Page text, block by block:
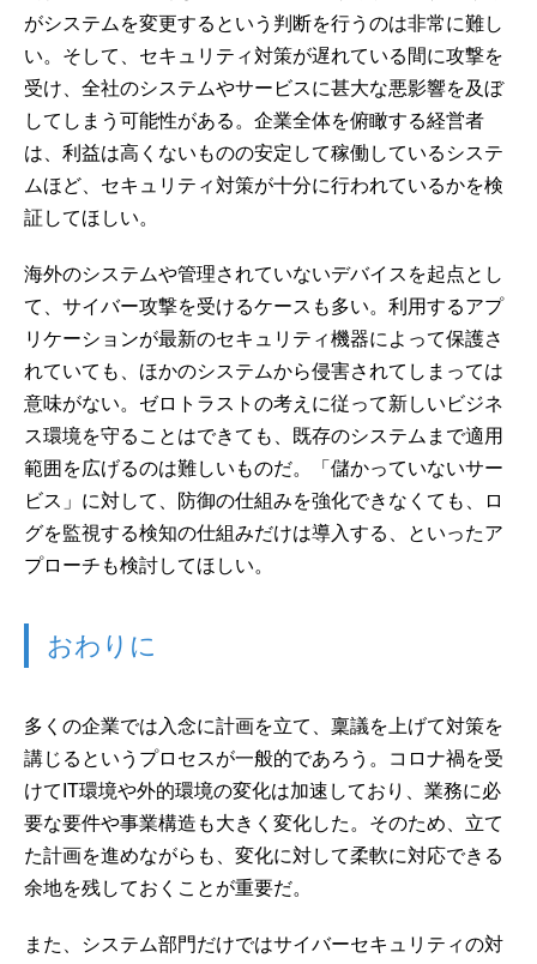
がシステムを変更するという判断を行うのは非常に難し
い。そして、セキュリティ対策が遅れている間に攻撃を
受け、全社のシステムやサービスに甚大な悪影響を及ぼ
してしまう可能性がある。企業全体を俯瞰する経営者
は、利益は高くないものの安定して稼働しているシステ
ムほど、セキュリティ対策が十分に行われているかを検
証してほしい。
海外のシステムや管理されていないデバイスを起点とし
て、サイバー攻撃を受けるケースも多い。利用するアプ
リケーションが最新のセキュリティ機器によって保護さ
れていても、ほかのシステムから侵害されてしまっては
意味がない。ゼロトラストの考えに従って新しいビジネ
ス環境を守ることはできても、既存のシステムまで適用
範囲を広げるのは難しいものだ。「儲かっていないサー
ビス」に対して、防御の仕組みを強化できなくても、ロ
グを監視する検知の仕組みだけは導入する、といったア
プローチも検討してほしい。
おわりに
多くの企業では入念に計画を立て、稟議を上げて対策を
講じるというプロセスが一般的であろう。コロナ禍を受
けてIT環境や外的環境の変化は加速しており、業務に必
要な要件や事業構造も大きく変化した。そのため、立て
た計画を進めながらも、変化に対して柔軟に対応できる
余地を残しておくことが重要だ。
また、システム部門だけではサイバーセキュリティの対